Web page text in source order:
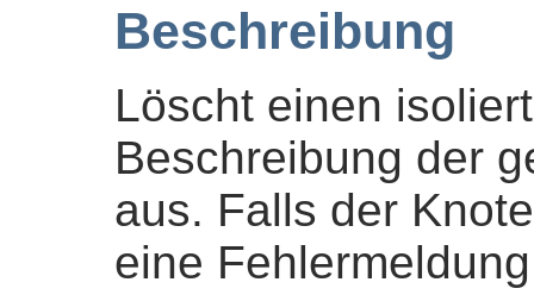
Beschreibung
Löscht einen
Beschreibung der
aus. Falls der
eine